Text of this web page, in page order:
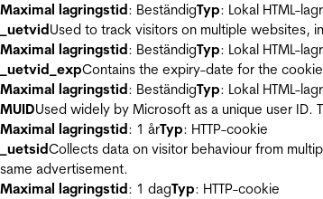
Maximal lagringstid: BeständigTyp: Lokal HTML-
_uetvidUsed to track visitors on multiple websites,
Maximal lagringstid: BeständigTyp: Lokal HTML-
_uetvid_expContains the expiry-date for the
Maximal lagringstid: BeständigTyp: Lokal HTML-
MUIDUsed widely by Microsoft as a unique user ID.
Maximal lagringstid: 1 årTyp: HTTP-cookie
_uetsidCollects data on visitor behaviour from
same advertisement.
Maximal lagringstid: 1 dagTyp: HTTP-cookie